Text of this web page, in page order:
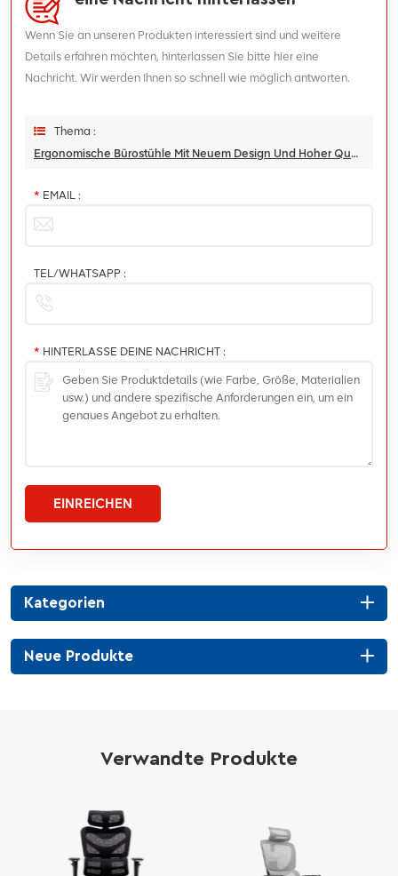
Wenn Sie an unseren Produkten interessiert sind und weitere
Details erfahren möchten, hinterlassen Sie bitte hier eine
Nachricht. Wir werden Ihnen so schnell wie möglich antworten.
Thema :
Ergonomische Bürostühle Mit Neuem Design Und Hoher Qualität Zum Fabrikpreis
* EMAIL :
TEL/WHATSAPP :
* HINTERLASSE DEINE NACHRICHT :
EINREICHEN
Kategorien
Neue Produkte
Verwandte Produkte